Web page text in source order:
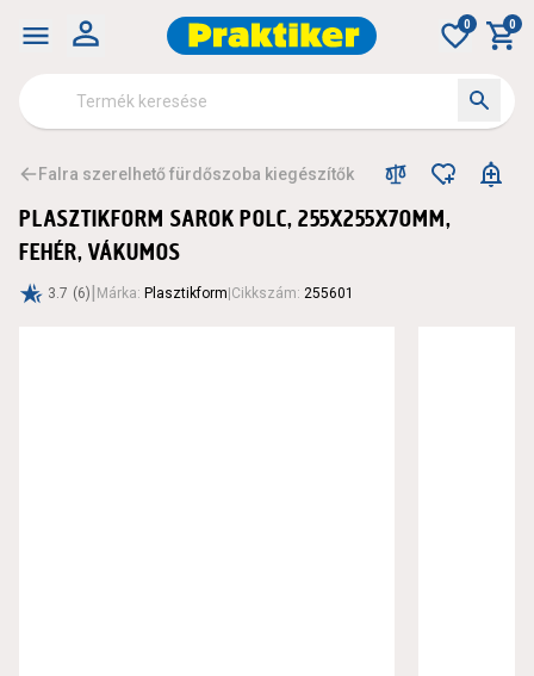
0 0
Falra szerelhető fürdőszoba kiegészítők
PLASZTIKFORM SAROK POLC, 255X255X70MM,
FEHÉR, VÁKUMOS
3.7 (6)| Márka: Plasztikform Cikkszám: 255601